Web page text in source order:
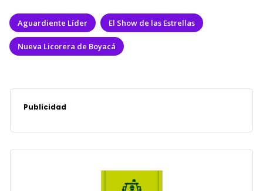
Aguardiente Líder El Show de las Estrellas
Nueva Licorera de Boyacá
Publicidad